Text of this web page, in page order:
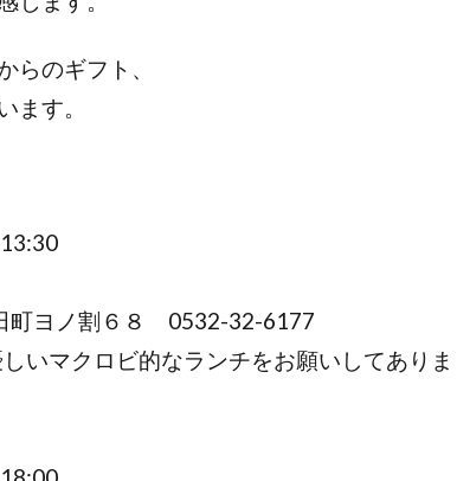
らのギフト、
ます。
町ヨノ割６８ 0532-32-6177
マクロビ的なランチをお願いしてありま